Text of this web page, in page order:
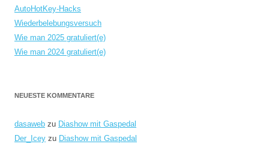
AutoHotKey-Hacks
Wiederbelebungsversuch
Wie man 2025 gratuliert(e)
Wie man 2024 gratuliert(e)
NEUESTE KOMMENTARE
dasaweb zu Diashow mit Gaspedal
Der_Icey zu Diashow mit Gaspedal